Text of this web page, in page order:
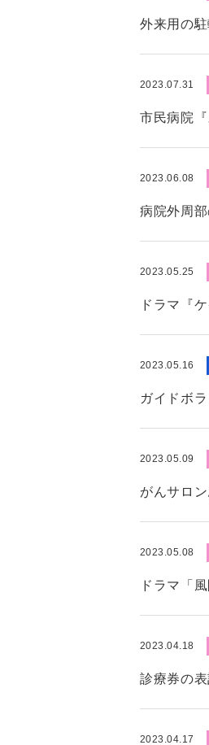
外来用の
2023.07.31
市民病院
2023.06.08
病院外周
2023.05.25
ドラマ『
2023.05.16
ガイドボ
2023.05.09
がんサロ
2023.05.08
ドラマ「
2023.04.18
診療券の
2023.04.17